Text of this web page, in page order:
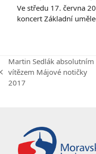
Ve středu 17. června
koncert Základní
previous
post:
Martin Sedlák absolutním
vítězem Májové notičky
2017